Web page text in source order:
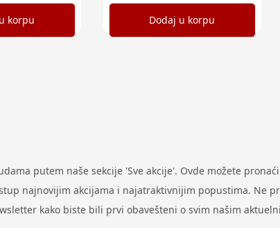
korpu Dodaj u korpu
putem naše sekcije 'Sve akcije'. Ovde možete
najnovijim akcijama i najatraktivnijim popustima. Ne
kako biste bili prvi obavešteni o svim našim